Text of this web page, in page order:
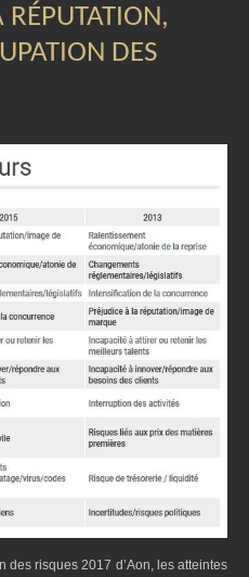
RÉPUTATION,
DES
des risques 2017 d’Aon, les atteintes